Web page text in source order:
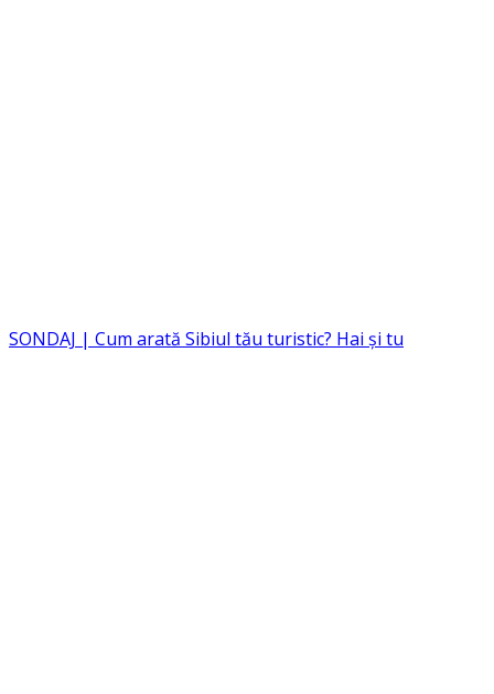
SONDAJ | Cum arată Sibiul tău turistic? Hai și tu